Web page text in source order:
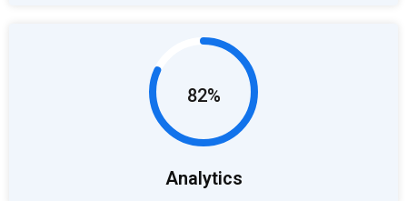
82%
Analytics